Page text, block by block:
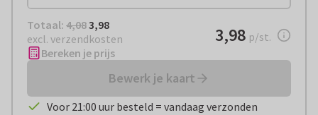
Totaal: € 3,98
Totaal: 4,083,98
excl. verzendkosten
€ 3,98per stuk
3,98 p/st.
Bereken je prijs
Bewerk je kaart
Voor 21:00 uur besteld = vandaag verzonden